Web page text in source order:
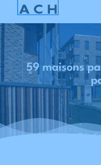
Accueil -
59 maisons